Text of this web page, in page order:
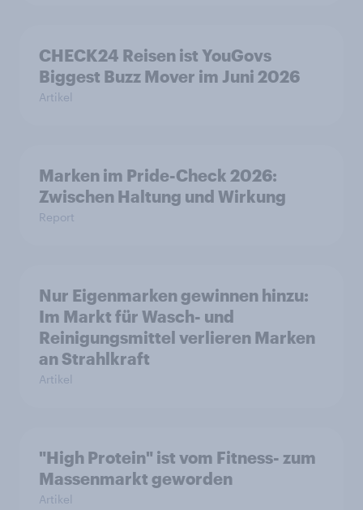
CHECK24 Reisen ist YouGovs
Biggest Buzz Mover im Juni 2026
Artikel
Marken im Pride-Check 2026:
Zwischen Haltung und Wirkung
Report
Nur Eigenmarken gewinnen hinzu:
Im Markt für Wasch- und
Reinigungsmittel verlieren Marken
an Strahlkraft
Artikel
"High Protein" ist vom Fitness- zum
Massenmarkt geworden
Artikel